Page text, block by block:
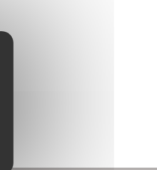
Masquer le bandeau des cookies